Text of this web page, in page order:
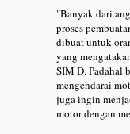
"Banyak dari
proses
dibuat untuk
yang
SIM D. Padahal
mengendarai
juga ingin
motor dengan